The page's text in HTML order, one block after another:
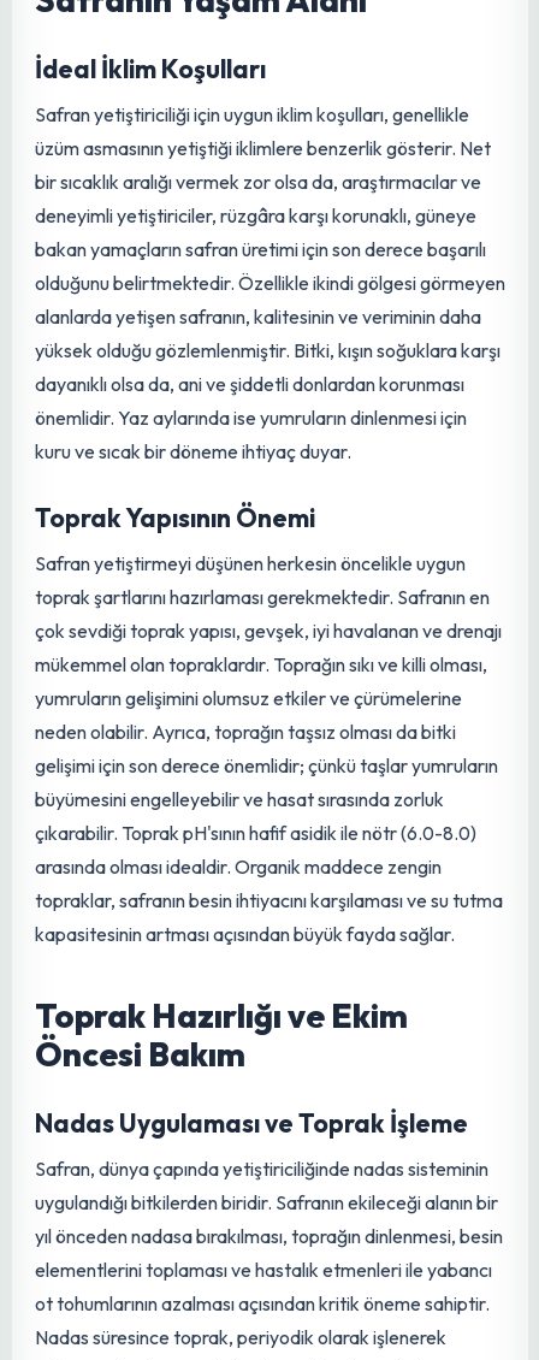
potansiyelinin henüz tam olarak değerlendirilemediğini
İklim ve Toprak İstekleri:
Safranın Yaşam Alanı
İdeal İklim Koşulları
Safran yetiştiriciliği için uygun iklim koşulları, genellikle
üzüm asmasının yetiştiği iklimlere benzerlik gösterir. Net
bir sıcaklık aralığı vermek zor olsa da, araştırmacılar ve
deneyimli yetiştiriciler, rüzgâra karşı korunaklı, güneye
olduğunu belirtmektedir. Özellikle ikindi gölgesi görmeyen
alanlarda yetişen safranın, kalitesinin ve veriminin daha
yüksek olduğu gözlemlenmiştir. Bitki, kışın soğuklara karşı
dayanıklı olsa da, ani ve şiddetli donlardan korunması
önemlidir. Yaz aylarında ise yumruların dinlenmesi için
kuru ve sıcak bir döneme ihtiyaç duyar.
Toprak Yapısının Önemi
Safran yetiştirmeyi düşünen herkesin öncelikle uygun
toprak şartlarını hazırlaması gerekmektedir. Safranın en
çok sevdiği toprak yapısı, gevşek, iyi havalanan ve drenajı
mükemmel olan topraklardır. Toprağın sıkı ve killi olması,
gelişimiiçin son derece önemlidir; çünkü taşlar yumruların
büyümesini engelleyebilir ve hasat sırasında zorluk
çıkarabilir. Toprak pH'sının hafif asidik ile nötr (6.0-8.0)
arasında olması idealdir. Organik maddece zengin
topraklar, safranın besin ihtiyacını karşılaması ve su tutma
kapasitesinin artması açısından büyük fayda sağlar.
Toprak Hazırlığı ve Ekim
Öncesi Bakım